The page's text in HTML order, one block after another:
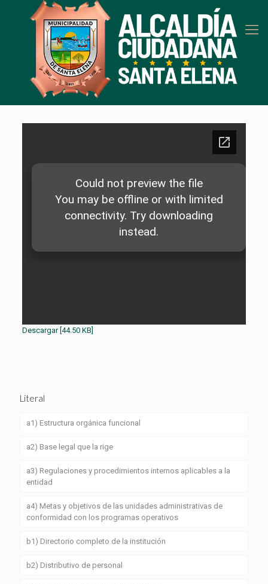
Descargar [44.50 KB]
Literal
a1) Estructura orgánica funcional
a2) Base legal que la rige
a3) Regulaciones y procedimientos internos aplicables a la
entidad
a4) Metas y objetivos de las unidades administrativas de
conformidad con los programas operativos
b1) Directorio completo de la institución
b2) Distributivo de personal